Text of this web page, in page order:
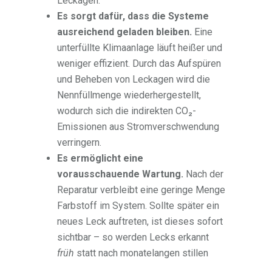
Es sorgt dafür, dass die Systeme
ausreichend geladen bleiben. Eine
unterfüllte Klimaanlage läuft heißer und
weniger effizient. Durch das Aufspüren
und Beheben von Leckagen wird die
Nennfüllmenge wiederhergestellt,
wodurch sich die indirekten CO₂-
Emissionen aus Stromverschwendung
verringern.
Es ermöglicht eine
vorausschauende Wartung. Nach der
Reparatur verbleibt eine geringe Menge
Farbstoff im System. Sollte später ein
neues Leck auftreten, ist dieses sofort
sichtbar – so werden Lecks erkannt
früh statt nach monatelangen stillen